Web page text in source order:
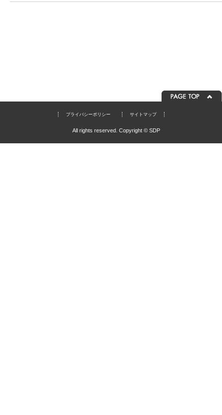
プライバシーポリシー サイトマップ
All rights reserved. Copyright © SDP